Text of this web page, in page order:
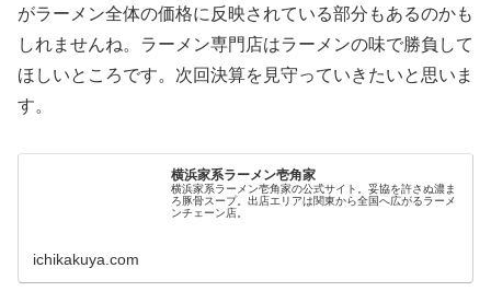
がラーメン全体の価格に反映されている部分もあるのかも
しれませんね。ラーメン専門店はラーメンの味で勝負して
ほしいところです。次回決算を見守っていきたいと思いま
す。
横浜家系ラーメン壱角家
横浜家系ラーメン壱角家の公式サイト。妥協を許さぬ濃ま
ろ豚骨スープ。出店エリアは関東から全国へ広がるラーメ
ンチェーン店。
ichikakuya.com